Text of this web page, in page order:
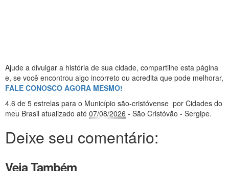
Ajude a divulgar a história de sua cidade, compartilhe esta página
e, se você encontrou algo incorreto ou acredita que pode melhorar,
FALE CONOSCO AGORA MESMO!
4.6 de 5 estrelas para o Município são-cristóvense por Cidades do
meu Brasil atualizado até 07/08/2026 - São Cristóvão - Sergipe.
Deixe seu comentário:
Veja Também